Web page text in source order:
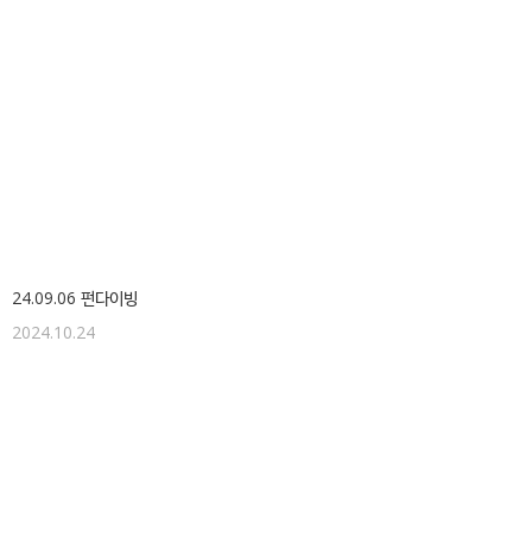
24.09.06 펀다이빙
2024.10.24